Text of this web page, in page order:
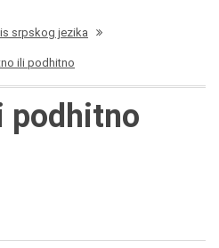
srpskog jezika
ili podhitno
podhitno